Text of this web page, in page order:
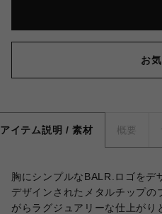
お
アイテム説明 / 素材 概要
胸にシンプルなBALR.ロゴをデ
デザインされたメタルチップ
がらラグジュアリーな仕上がり